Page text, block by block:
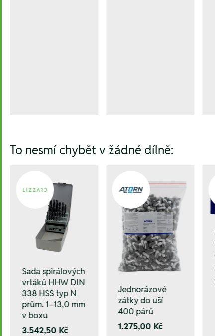
To nesmí chybět v žádné dílně:
Sada spirálových
vrtáků HHW DIN
338 HSS typ N
prům. 1–13,0 mm
v boxu
3.542,50 Kč
Jednorázové
zátky do uší
400 párů
1.275,00 Kč
3